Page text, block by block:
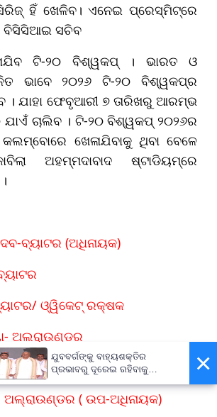
ହିଁ ଖେଳିବ। ଏନେଇ ପ୍ରେସ୍‌ମିଟ୍‌ରେ
ବିସିସିଆଇ ସଚିବ
ଟି-୨୦ ବିଶ୍ୱକପ୍‌ । ଭାରତ ଓ
ଭାବେ ୨୦୨୬ ଟି-୨୦ ବିଶ୍ୱକପ୍‌ର
। ଯାହା ଫେବୃଆରୀ ୭ ତାରିଖରୁ ଆରମ୍ଭ
ଯାଏଁ ଚାଲିବ । ଟି-୨୦ ବିଶ୍ୱକପ୍‌ ୨୦୨୬ର
ଖେଳାଯିବାକୁ ଥିବା ବେଳେ
ଅହମ୍ମଦାବାଦ ଷ୍ଟାଡିୟମ୍‌ରେ
ବ୍ୟାଟର (ଅଧିନାୟକ)
ଓ୍ୱିକେଟ୍‌ ରକ୍ଷକ
ଅଲରାଉଣ୍ଡର
( ଉପ-ଅଧିନାୟକ)
×
ଯୁବବର୍ଗଙ୍କୁ ବାହ୍ୟଶକ୍ତିର
ପ୍ରଭାବରୁ ଦୂରେଇ ରହିବାକୁ
ଆହ୍ୱାନ, ରାଜ୍ୟବ୍ୟାପୀ ‘ଘରେ
ଘରେ ତ୍ରିରଙ୍ଗା’ ଅଭିଯାନ